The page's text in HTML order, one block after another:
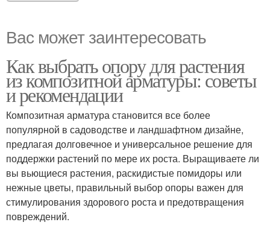
Вас может заинтересовать
Как выбрать опору для растения
из композитной арматуры: советы
и рекомендации
Композитная арматура становится все более
популярной в садоводстве и ландшафтном дизайне,
предлагая долговечное и универсальное решение для
поддержки растений по мере их роста. Выращиваете ли
вы вьющиеся растения, раскидистые помидоры или
нежные цветы, правильный выбор опоры важен для
стимулирования здорового роста и предотвращения
повреждений.